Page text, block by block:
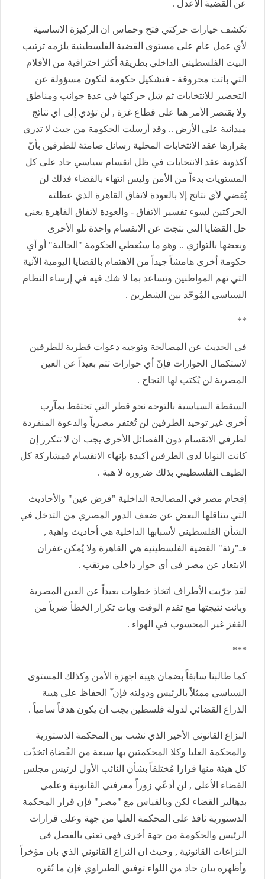
عن القضية الأعدل .
تكشف خيارات حركتي فتح وحماس ان الركيزة الاساسية
لأي عمل عام على مستوى القضية الفلسطينية يلزمه ترتيب
البيت الفلسطيني الداخلي بطريقة أكثر احترافية من الأفلام
التي باتت محروقة - فتشكيل حكومة لتكون مسؤولة عن
التحضير للانتخابات ثم شل حركتها في عدة جوانب ومناطق
ولا يقتصر الأمر هنا على قطاع غزة , لن تؤدي إلى اي نتائج
ميدانية على الأرض .. وقد أرسلت الحكومة من جيث لا تدري
بقرارها عقد الانتخابات المحلية رسائل صامتة للطرفين بأنّ
أكذوبة عقد الانتخابات في ظل انقسام سياسي حاد على كل
المستويات بدءاً من الأمن وليس انتهاء بالقضاء فذلك لن
يُفضي لأي نتائج إلا بالعودة لاتفاق القاهرة الذي عطلته
الحركتين لسوء تفسير الاتفاق - والعودة لاتفاق القاهرة يعني
حل القضايا التي نتجت عن الانقسام واحدة تلو الأخرى
وبعضها بالتوازي .. وهو ما سيُعطي الحكومة "الحالية" أو أي
حكومة أخرى هامشاً جيداً من الاهتمام بالقضايا اليومية الآنية
التي تهم المواطنين وتساعد بما لا شك فيه في إرساء النظام
السياسي المُوحّد بين الشطرين .
**
في الحديث عن المصالحة وتوجيه دعوات قطرية للطرفين
لاستكمال الحوارات فإنّ أي حوارات تتم بعيداً عن العين
المصرية لن يُكتب لها النجاح .
السقطة السياسية بالتوجه نحو قطر التي تحتفظ بمآرب
أخرى غير توحيد الطرفين لن تُغتفر مصرياً والدعوة المنفردة
لطرفي الانقسام دون الفصائل الأخرى يجب ان لا تتكرر إن
كانت النوايا لدى الطرفين أكيدة بإنهاء الانقسام فمشاركة كل
الطيف الفلسطيني بذلك ضرورة لا هبة .
إقحام مصر في المصالحة الداخلية "فرض عين" والأحاديث
التي يتناقلها البعض عن ضعف الدور المصري من التدخل في
الشأن الفلسطيني لأسبابها الداخلية هي أحاديث واهية ,
فـ"رئة" القضية الفلسطينية هي القاهرة ولا يُمكن غفران
الابتعاد عن مصر في أي حوار داخلي مرتقب .
لقد جرّبت الأطراف اتخاذ خطوات بعيداً عن العين المصرية
وبانت نتيجتها مع تقدم الوقت وبات تكرار الخطأ ضرباً من
القفز غير المحسوب في الهواء .
***
كما طالبنا سابقاً بضمان هيبة اجهزة الأمن وكذلك المستوى
السياسي ممثلاً بالرئيس ودولته فإن ّ الحفاظ على هيبة
الذراع القضائي لدولة فلسطين يجب ان يكون هدفاً سامياً .
النزاع القانوني الأخير الذي نشب بين المحكمة الدستورية
والمحكمة العليا وكلا المحكمتين بها سبعة من القُضاة اتخذّت
كل هيئة منها قرارا مُختلفاً بشأن النائب الأول لرئيس مجلس
القضاء الأعلى , لن أدعّي زوراً معرفتي القانونية وعلمي
بدهاليز القضاء لكن وبالقياس مع "مصر" فإن قرار المحكمة
الدستورية نافذ على المحكمة العليا من جهة وعلى قرارات
الرئيس والحكومة من جهة أخرى فهي تعني بالفصل في
النزاعات القانونية , وحيث ان النزاع القانوني الذي بان مؤخراً
وأظهره بيان حاد من اللواء توفيق الطيراوي فإن ما تُقره